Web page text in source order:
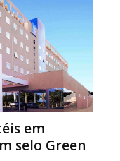
em
selo Green